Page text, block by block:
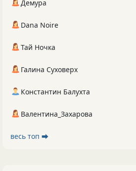
Демура
Dana Noire
Тай Ночка
Галина Суховерх
Константин Балухта
Валентина_Захарова
весь топ ⮕